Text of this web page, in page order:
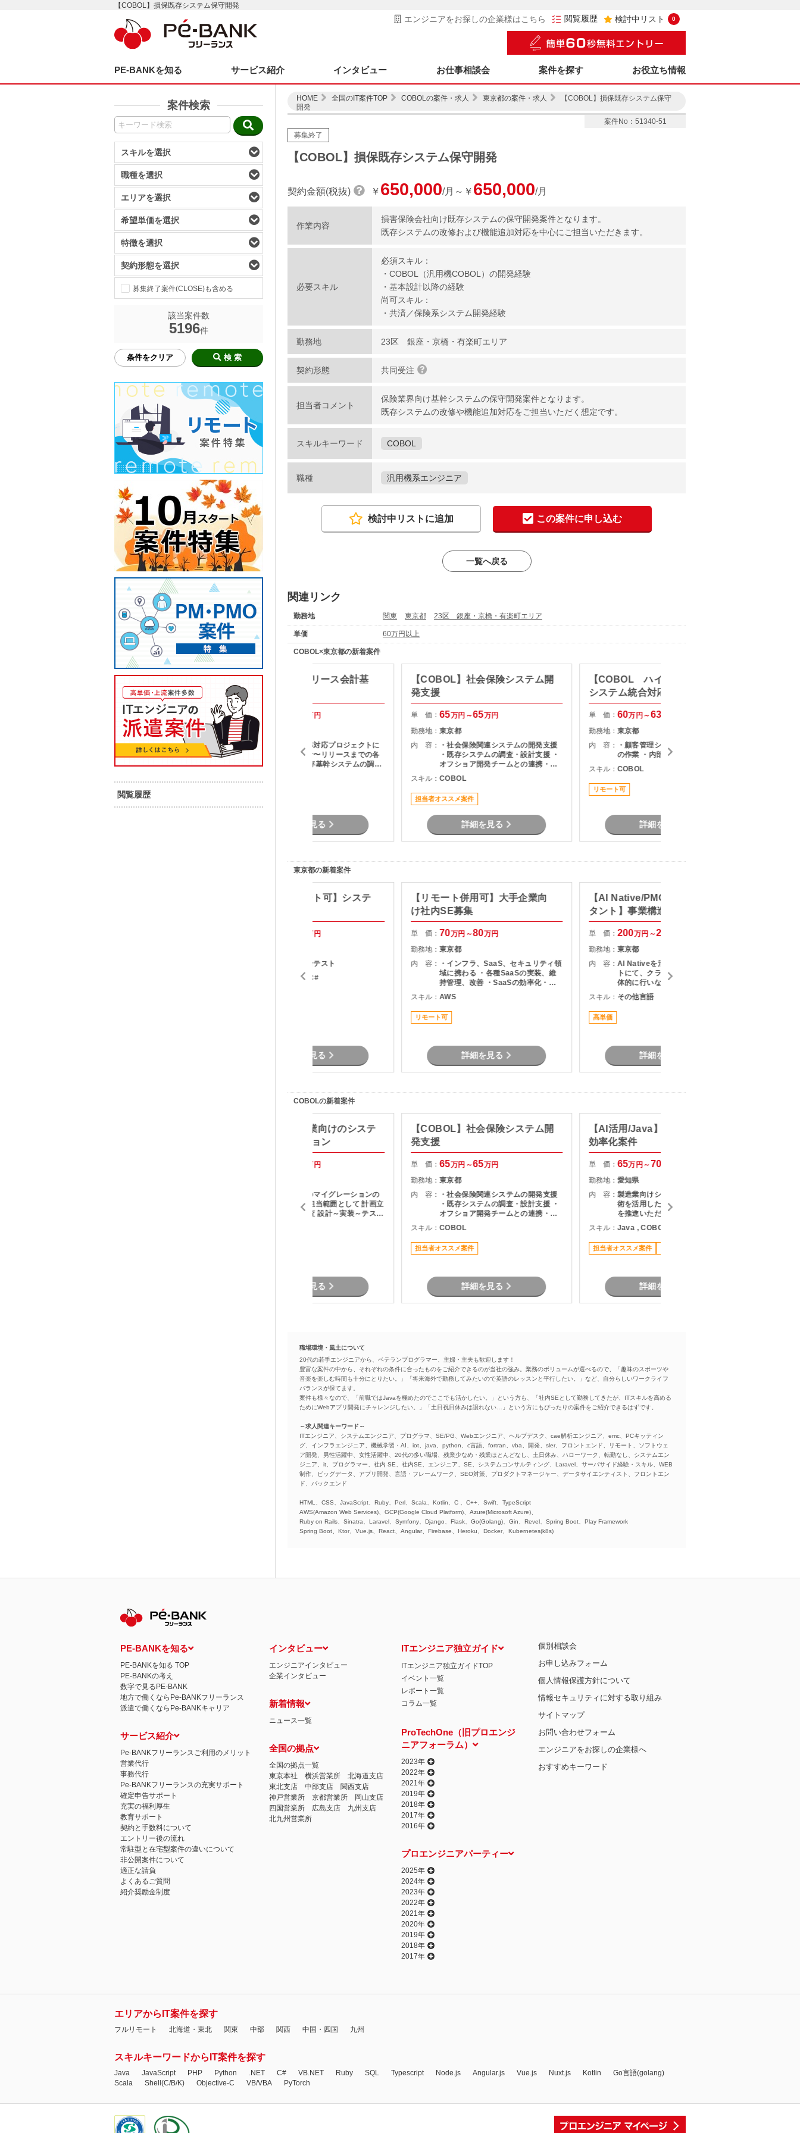
【COBOL】損保既存システム保守開発
エンジニアをお探しの企業様はこちら 閲覧履歴 検討中リスト 0
PE-BANKを知る サービス紹介 インタビュー お仕事相談会 案件を探す お役立ち情報
案件検索
スキルを選択
職種を選択
エリアを選択
希望単価を選択
特徴を選択
契約形態を選択
募集終了案件(CLOSE)も含める
該当案件数
5196件
条件をクリア 検 索
閲覧履歴
HOME 全国のIT案件TOP COBOLの案件・求人 東京都の案件・求人
【COBOL】損保既存システム保守
開発
案件No：51340-51
募集終了
【COBOL】損保既存システム保守開発
契約金額(税抜) ￥ 650,000/月～￥ 650,000/月
作業内容
損害保険会社向け既存システムの保守開発案件となります。
既存システムの改修および機能追加対応を中心にご担当いただきます。
必要スキル
必須スキル：
・COBOL（汎用機COBOL）の開発経験
・基本設計以降の経験
尚可スキル：
・共済／保険系システム開発経験
勤務地 23区 銀座・京橋・有楽町エリア
契約形態 共同受注
担当者コメント
保険業界向け基幹システムの保守開発案件となります。
既存システムの改修や機能追加対応をご担当いただく想定です。
スキルキーワード COBOL
職種 汎用機系エンジニア
検討中リストに追加 この案件に申し込む
一覧へ戻る
関連リンク
勤務地 関東 東京都 23区 銀座・京橋・有楽町エリア
単価 60万円以上
COBOL×東京都の新着案件
【金融/上流】口座開設システム
要件定義・設計支援
70万円
・大手銀行向け口座開設システム開
発プロジェクトへの参画 ・要件定義
～基本設計を中心とした上流工程対
討・調整 ・業務要件をシステム設計
へ落とし込む対応 ・関係者との調
担当者オススメ案件
【COBOL/豊洲】リース会計基
準対応の開発支援
単 価：
万円
勤務地：
内 容：
リース会計基準対応プロジェクトに
おける詳細設計〜リリースまでの各
工程を担当 既存基幹システムの調
ツール使用）を用いた改修・機能追
応 チームとのコミュニケーションお
詳細を見る
【COBOL】社会保険システム開
発支援
単 価：65万円～65万円
勤務地：東京都
内 容：
・社会保険関連システムの開発支援
・既存システムの調査・設計支援 ・
オフショア開発チームとの連携・成
果物レビュー ・システム改修に伴う
要件確認および開発支援 ・各種テス
ト・検証対応 ・チーム内外とのコミ
ュニケーションおよび調整業務
スキル：COBOL
担当者オススメ案件
詳細を見る
【COBOL ハイブリット勤務】
システム統合対応
単 価： 60万円～63
勤務地： 東京都
内 容：
・顧客管理システムの詳細設計以降
の作業 ・内部設計～テスト
スキル： COBOL
リモート可
詳細を見る
東京都の新着案件
【C#/Java/リモート可】システ
万円
基本設計～総合テスト
Java , .NET , C#
詳細を見る
【リモート併用可】大手企業向
け社内SE募集
単 価： 70万円～80万円
勤務地：東京都
内 容：
・インフラ、SaaS、セキュリティ領
域に携わる ・各種SaaSの実装、維
持管理、改善 ・SaaSの効率化・高
度化のためのエンジニアリング ・
SaaSのシステム課題・障害に対する
対策の計画と実装 ・社内NWやオン
プレサーバの運用保守 ・拠点のネッ
スキル：AWS
リモート可
詳細を見る
【AI Native/PMO/戦略コンサル
タント】事業構造改革コンサル
単 価： 200万円～250
勤務地： 東京都
内 容： AI Nativeを活用した改革プロジェク
トにて、クライアントとの折衝を主
体的に行いながら、社内外の関係者
をリードし、論点設計・課題構造化
を通じてタスクや意思決定を推進い
ただくPMO／戦略コンサルタントポ
スキル： その他言語
高単価
詳細を見る
COBOLの新着案件
【COBOL】製造業向けのシステ
ムのマイグレーション
万円
基幹システムのマイグレーションの
プロジェクト 担当範囲として 計画立
案 検討及び調査 設計～実装～テスト
詳細を見る
【COBOL】社会保険システム開
発支援
単 価：65万円～65万円
勤務地：東京都
内 容：
・社会保険関連システムの開発支援
・既存システムの調査・設計支援 ・
オフショア開発チームとの連携・成
果物レビュー ・システム改修に伴う
要件確認および開発支援 ・各種テス
ト・検証対応 ・チーム内外とのコミ
ュニケーションおよび調整業務
スキル：COBOL
担当者オススメ案件
詳細を見る
【AI活用/Java】製造業システム
効率化案件
単 価： 65万円～70
勤務地： 愛知県
内 容： 製造業向けシステムにおいて、 AI技
術を活用した業務効率化・工数削減
を推進いただきます。
スキル： Java , COBOL , その他言語
担当者オススメ案件
詳細を見る
職場環境・風土について
20代の若手エンジニアから、ベテランプログラマー、主婦・主夫も歓迎します！
豊富な案件の中から、それぞれの条件に合ったものをご紹介できるのが当社の強み。業務のボリュームが選べるので、「趣味のスポーツや
音楽を楽しむ時間も十分にとりたい。」「将来海外で勤務してみたいので英語のレッスンと平行したい。」など、自分らしいワークライフ
バランスが保てます。
案件も様々なので、「前職ではJavaを極めたのでここでも活かしたい。」という方も、「社内SEとして勤務してきたが、ITスキルを高める
ためにWebアプリ開発にチャレンジしたい。」「土日祝日休みは譲れない…」という方にもぴったりの案件をご紹介できるはずです。
～求人関連キーワード～
ITエンジニア、システムエンジニア、プログラマ、SE/PG、Webエンジニア、ヘルプデスク、cae解析エンジニア、emc、PCキッティン
グ、インフラエンジニア、機械学習・AI、iot、java、python、c言語、fortran、vba、開発、sler、フロントエンド、リモート、ソフトウェ
ア開発、男性活躍中、女性活躍中、20代の多い職場、残業少なめ・残業ほとんどなし、土日休み、ハローワーク、転勤なし、システムエン
ジニア、it、プログラマー、社内 SE、社内SE、エンジニア、SE、システムコンサルティング、Laravel、サーバサイド経験・スキル、WEB
制作、ビッグデータ、アプリ開発、言語・フレームワーク、SEO対策、プロダクトマネージャー、データサイエンティスト、フロントエン
ド、バックエンド
HTML、CSS、JavaScript、Ruby、Perl、Scala、Kotlin、C 、C++、Swift、TypeScript
AWS(Amazon Web Services)、GCP(Google Cloud Platform)、Azure(Microsoft Azure)、
Ruby on Rails、Sinatra、Laravel、Symfony、Django、Flask、Go(Golang)、Gin、Revel、Spring Boot、Play Framework
Spring Boot、Ktor、Vue.js、React、Angular、Firebase、Heroku、Docker、Kubernetes(k8s)
PE-BANKを知る
PE-BANKを知る TOP
PE-BANKの考え
数字で見るPE-BANK
地方で働くならPe-BANKフリーランス
派遣で働くならPe-BANKキャリア
サービス紹介
Pe-BANKフリーランスご利用のメリット
営業代行
事務代行
Pe-BANKフリーランスの充実サポート
確定申告サポート
充実の福利厚生
教育サポート
契約と手数料について
エントリー後の流れ
常駐型と在宅型案件の違いについて
非公開案件について
適正な請負
よくあるご質問
紹介奨励金制度
インタビュー
エンジニアインタビュー
企業インタビュー
新着情報
ニュース一覧
全国の拠点
全国の拠点一覧
東京本社
横浜営業所
北海道支店
東北支店
中部支店
関西支店
神戸営業所
京都営業所
岡山支店
四国営業所
広島支店
九州支店
北九州営業所
ITエンジニア独立ガイド
ITエンジニア独立ガイドTOP
イベント一覧
レポート一覧
コラム一覧
ProTechOne（旧プロエンジ
ニアフォーラム）
2023年
2022年
2021年
2019年
2018年
2017年
2016年
プロエンジニアパーティー
2025年
2024年
2023年
2022年
2021年
2020年
2019年
2018年
2017年
個別相談会
お申し込みフォーム
個人情報保護方針について
情報セキュリティに対する取り組み
サイトマップ
お問い合わせフォーム
エンジニアをお探しの企業様へ
おすすめキーワード
エリアからIT案件を探す
フルリモート 北海道・東北 関東 中部 関西 中国・四国 九州
スキルキーワードからIT案件を探す
Java JavaScript PHP Python .NET C# VB.NET Ruby SQL Typescript Node.js Angular.js Vue.js Nuxt.js Kotlin
Go言語(golang)
Scala
Shell(C/B/K) Objective-C VB/VBA PyTorch